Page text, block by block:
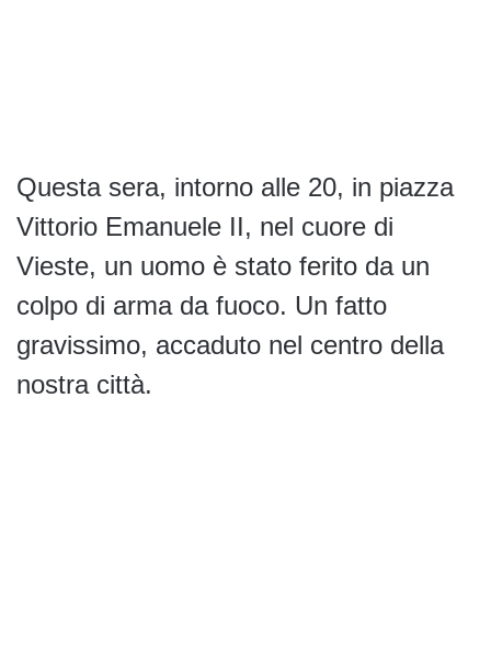
Questa sera, intorno alle 20, in piazza
Vittorio Emanuele II, nel cuore di
Vieste, un uomo è stato ferito da un
colpo di arma da fuoco. Un fatto
gravissimo, accaduto nel centro della
nostra città.